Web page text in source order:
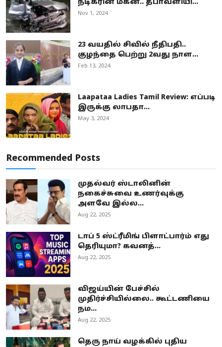
நடிகரின் மகன்.. தீபாவளியி...
Nov 1, 2024
23 வயதில் சிவில் நீதிபதி..
குழந்தை பெற்று 2வது நாள...
Feb 13, 2024
Laapataa Ladies Tamil Review: எப்படி
இருக்கு லாபதா...
May 3, 2024
Recommended Posts
முதல்வர் ஸ்டாலினின்
நகைச்சுவை உணர்வுக்கு
அளவே இல்ல...
Aug 22, 2025
டாப் 5 ஸ்ட்ரீமிங் பிளாட்பார்ம் எது
தெரியுமா? கவனத்...
Aug 22, 2025
விஜய்யின் பேச்சில்
முதிர்ச்சியில்லை.. கூட்டணியை
நம...
Aug 22, 2025
தெரு நாய் வழக்கில் புதிய